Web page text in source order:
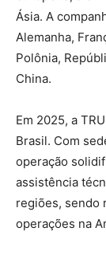
Ásia. A
Alemanha,
Polônia,
China.
Em 2025, a
Brasil. Com
operação
assistência
regiões, sendo
operações na